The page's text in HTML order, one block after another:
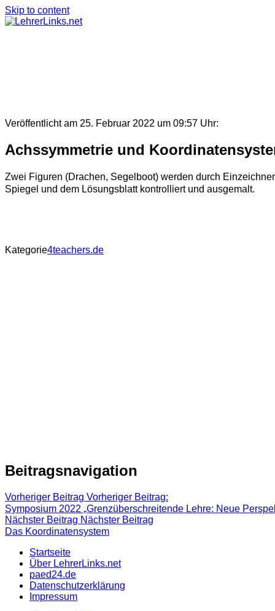
Skip to content
Veröffentlicht am 25. Februar 2022 um 09:57 Uhr:
Achssymmetrie und
Zwei Figuren (Drachen, Segelboot) werden durch
Spiegel und dem Lösungsblatt kontrolliert und ausgemalt.
Kategorie4teachers.de
Beitragsnavigation
Vorheriger Beitrag Vorheriger Beitrag:
Symposium 2022 „Grenzüberschreitende Lehre: Neue
Nächster Beitrag Nächster Beitrag
Das Koordinatensystem
Startseite
Über LehrerLinks.net
paed24.de
Datenschutzerklärung
Impressum